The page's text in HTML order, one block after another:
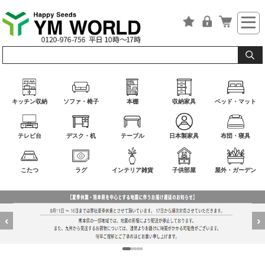
キッチン収納 ソファ・椅子 本棚 収納家具 ベッド・マット
テレビ台 デスク・机 テーブル 日本製家具 布団・寝具
こたつ ラグ インテリア雑貨 子供部屋 屋外・ガーデン
‹ ›